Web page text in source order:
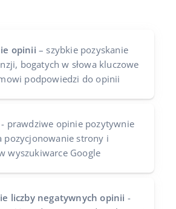
opinii – szybkie pozyskanie
bogatych w słowa kluczowe
podpowiedzi do opinii
- prawdziwe opinie pozytywnie
pozycjonowanie strony i
wyszukiwarce Google
liczby negatywnych opinii -